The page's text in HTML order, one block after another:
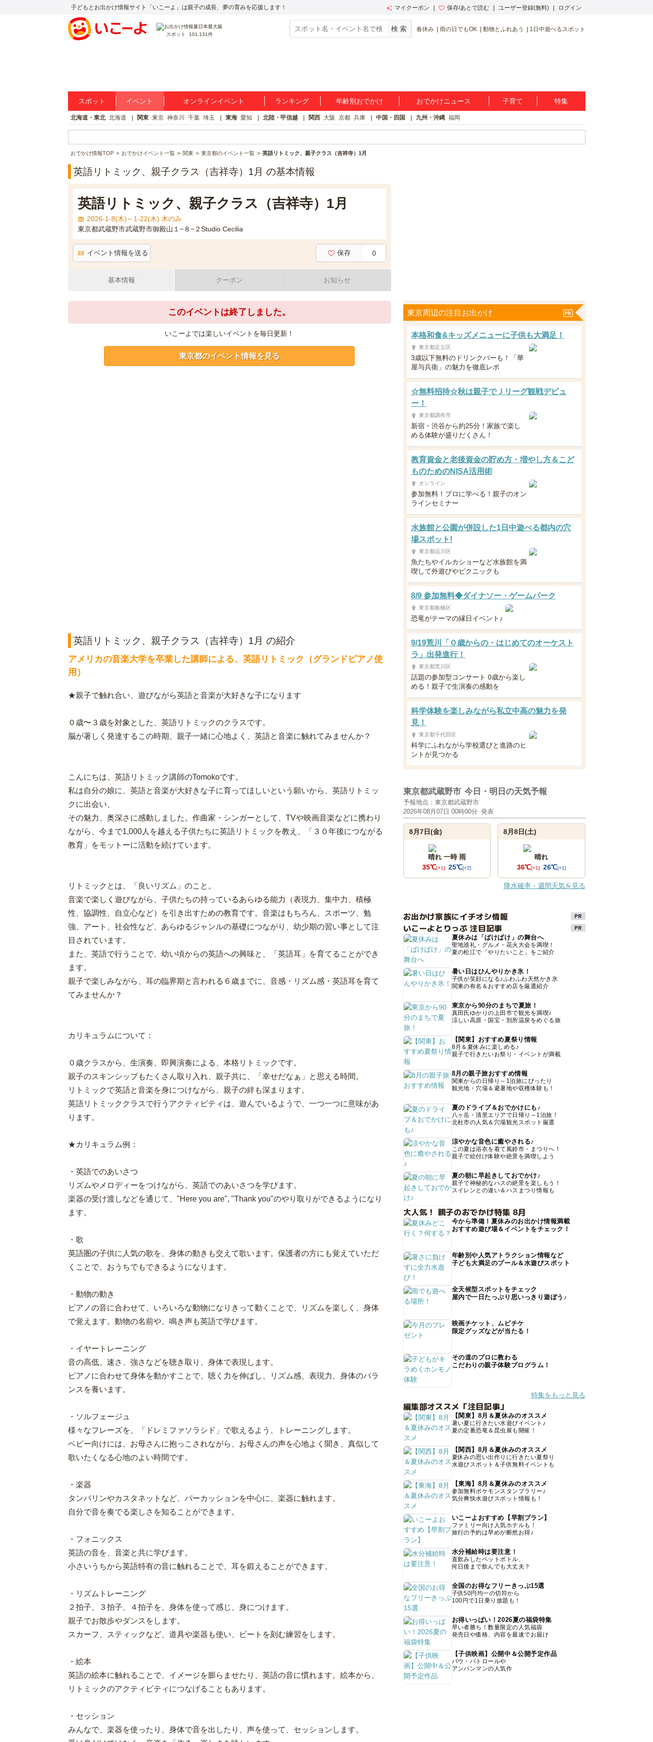
子どもとお出かけ情報サイト「いこーよ」は親子の成長、夢の育みを応援します！ マイクーポン 保存/あとで読む ユーザー登録(無料) ログイン
スポット 101,131件
春休み 雨の日でもOK 動物とふれあう 1日中遊べるスポット
スポット イベント オンラインイベント ランキング 年齢別おでかけ おでかけニュース 子育て 特集
北海道・東北 北海道 関東 東京 神奈川 千葉 埼玉 東海 愛知 北陸・甲信越 関西 大阪 京都 兵庫 中国・四国 九州・沖縄 福岡
おでかけ情報TOP おでかけイベント一覧 関東 東京都のイベント一覧 英語リトミック、親子クラス（吉祥寺）1月
英語リトミック、親子クラス（吉祥寺）1月 の基本情報
英語リトミック、親子クラス（吉祥寺）1月
2026-1-8(木)～1-22(木) 木のみ
東京都武蔵野市武蔵野市御殿山１−８−２Studio Cecilia
イベント情報を送る 保存 0
基本情報 クーポン お知らせ
このイベントは終了しました。
いこーよでは楽しいイベントを毎日更新！
東京都のイベント情報を見る
英語リトミック、親子クラス（吉祥寺）1月 の紹介
アメリカの音楽大学を卒業した講師による、英語リトミック（グランドピアノ使
用）
★親子で触れ合い、遊びながら英語と音楽が大好きな子になります
０歳〜３歳を対象とした、英語リトミックのクラスです。
脳が著しく発達するこの時期、親子一緒に心地よく、英語と音楽に触れてみませんか？
こんにちは、英語リトミック講師のTomokoです。
私は自分の娘に、英語と音楽が大好きな子に育ってほしいという願いから、英語リトミッ
クに出会い、
その魅力、奥深さに感動しました。作曲家・シンガーとして、TVや映画音楽などに携わり
ながら、今まで1,000人を越える子供たちに英語リトミックを教え、「３０年後につながる
教育」をモットーに活動を続けています。
リトミックとは、「良いリズム」のこと。
音楽で楽しく遊びながら、子供たちの持っているあらゆる能力（表現力、集中力、積極
性、協調性、自立心など）を引き出すための教育です。音楽はもちろん、スポーツ、勉
強、アート、社会性など、あらゆるジャンルの基礎につながり、幼少期の習い事として注
目されています。
また、英語で行うことで、幼い頃からの英語への興味と、「英語耳」を育てることができ
ます。
親子で楽しみながら、耳の臨界期と言われる６歳までに、音感・リズム感・英語耳を育て
てみませんか？
カリキュラムについて：
０歳クラスから、生演奏、即興演奏による、本格リトミックです。
親子のスキンシップもたくさん取り入れ、親子共に、「幸せだなぁ」と思える時間。
リトミックで英語と音楽を身につけながら、親子の絆も深まります。
英語リトミッククラスで行うアクティビティは、遊んでいるようで、一つ一つに意味があ
ります。
★カリキュラム例：
・英語でのあいさつ
リズムやメロディーをつけながら、英語でのあいさつを学びます。
楽器の受け渡しなどを通じて、"Here you are", "Thank you"のやり取りができるようになり
ます。
・歌
英語圏の子供に人気の歌を、身体の動きも交えて歌います。保護者の方にも覚えていただ
くことで、おうちでもできるようになります。
・動物の動き
ピアノの音に合わせて、いろいろな動物になりきって動くことで、リズムを楽しく、身体
で覚えます。動物の名前や、鳴き声も英語で学びます。
・イヤートレーニング
音の高低、速さ、強さなどを聴き取り、身体で表現します。
ピアノに合わせて身体を動かすことで、聴く力を伸ばし、リズム感、表現力、身体のバラ
ンスを養います。
・ソルフェージュ
様々なフレーズを、「ドレミファソラシド」で歌えるよう、トレーニングします。
ベビー向けには、お母さんに抱っこされながら、お母さんの声を心地よく聞き、真似して
歌いたくなる心地のよい時間です。
・楽器
タンバリンやカスタネットなど、パーカッションを中心に、楽器に触れます。
自分で音を奏でる楽しさを知ることができます。
・フォニックス
英語の音を、音楽と共に学びます。
小さいうちから英語特有の音に触れることで、耳を鍛えることができます。
・リズムトレーニング
２拍子、３拍子、４拍子を、身体を使って感じ、身につけます。
親子でお散歩やダンスをします。
スカーフ、スティックなど、道具や楽器も使い、ビートを刻む練習をします。
・絵本
英語の絵本に触れることで、イメージを膨らませたり、英語の音に慣れます。絵本から、
リトミックのアクティビティにつなげることもあります。
・セッション
みんなで、楽器を使ったり、身体で音を出したり、声を使って、セッションします。
東京周辺の注目お出かけ
本格和食&キッズメニューに子供も大満足！
東京都足立区
3歳以下無料のドリンクバーも！「華
屋与兵衛」の魅力を徹底レポ
☆無料招待☆秋は親子でＪリーグ観戦デビュ
ー！
東京都調布市
新宿・渋谷から約25分！家族で楽し
める体験が盛りだくさん！
教育資金と老後資金の貯め方・増やし方＆こど
ものためのNISA活用術
オンライン
参加無料！プロに学べる！親子のオン
ラインセミナー
水族館と公園が併設した1日中遊べる都内の穴
場スポット!
東京都品川区
魚たちやイルカショーなど水族館を満
喫して外遊びやピクニックも
8/9 参加無料◆ダイナソー・ゲームパーク
東京都板橋区
恐竜がテーマの縁日イベント♪
9/19荒川「０歳からの・はじめてのオーケスト
ラ」出発進行！
東京都荒川区
話題の参加型コンサート 0歳から楽し
める！親子で生演奏の感動を
科学体験を楽しみながら私立中高の魅力を発
見！
東京都千代田区
科学にふれながら学校選びと進路のヒ
ントが見つかる
東京都武蔵野市 今日・明日の天気予報
予報地点：東京都武蔵野市
2026年08月07日 00時00分 発表
8月7日(金)
晴れ 一時 雨
35℃[+1] 25℃[+2]
8月8日(土)
晴れ
36℃[+1] 26℃[+1]
降水確率・週間天気を見る
お出かけ家族にイチオシ情報
いこーよとりっぷ 注目記事
夏休みは「ばけばけ」の舞台へ
聖地巡礼・グルメ・花火大会を満喫！
夏の松江で「やりたいこと」をご紹介
暑い日はひんやりかき氷！
子供が笑顔になる♪ふわふわ天然かき氷
関東の有名＆おすすめ店を厳選紹介
東京から90分のまちで夏旅！
真田氏ゆかりの上田市で観光を満喫♪
涼しい高原・国宝・別所温泉をめぐる旅
【関東】おすすめ夏祭り情報
8月＆夏休みに楽しめる♪
親子で行きたいお祭り・イベントが満載
8月の親子旅おすすめ情報
関東からの日帰り～1泊旅にぴったり
観光地・穴場＆避暑地や収穫体験も！
夏のドライブ＆おでかけにも♪
八ヶ岳・清里エリアで日帰り～1泊旅！
北杜市の人気＆穴場観光スポット厳選
涼やかな音色に癒やされる♪
この夏は浴衣を着て風鈴市・まつりへ！
親子で絵付け体験や絶景を満喫しよう
夏の朝に早起きしておでかけ♪
親子で神秘的なハスの絶景を楽しもう！
スイレンとの違い＆ハスまつり情報も
大人気！ 親子のおでかけ特集 8月
今から準備！夏休みのお出かけ情報満載
おすすめ遊び場＆イベントをチェック！
年齢別や人気アトラクション情報など
子ども大満足のプール＆水遊びスポット
全天候型スポットをチェック
屋内で一日たっぷり思いっきり遊ぼう♪
映画チケット、ムビチケ
限定グッズなどが当たる！
その道のプロに教わる
こだわりの親子体験プログラム！
特集をもっと見る
編集部オススメ「注目記事」
【関東】8月＆夏休みのオススメ
暑い夏に行きたい水遊びイベント♪
夏の定番恐竜＆昆虫展も開催！
【関西】8月＆夏休みのオススメ
夏休みの思い出作りに行きたい夏祭り
水遊びスポット＆子供無料イベントも
【東海】8月＆夏休みのオススメ
参加無料ポケモンスタンプラリー♪
気分爽快水遊びスポット情報も！
いこーよおすすめ【早割プラン】
ファミリー向け人気ホテルも！
旅行の予約は早めが断然お得♪
水分補給時は要注意！
直飲みしたペットボトル、
何日後まで飲んでも大丈夫？
全国のお得なフリーきっぷ15選
子供50円均一の切符から
100円で1日乗り放題も！
お得いっぱい！2026夏の福袋特集
早い者勝ち！数量限定の人気福袋
発売日や価格、内容を最速でお届け
【子供映画】公開中＆公開予定作品
パウ・パトロールや
アンパンマンの人気作